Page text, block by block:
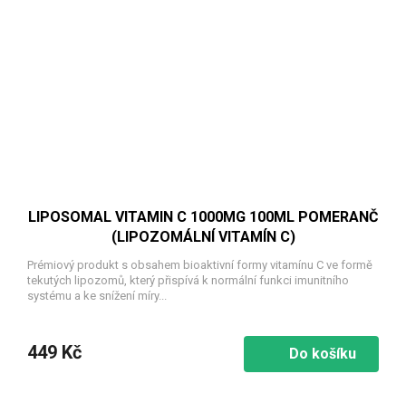
LIPOSOMAL VITAMIN C 1000MG 100ML POMERANČ
(LIPOZOMÁLNÍ VITAMÍN C)
Prémiový produkt s obsahem bioaktivní formy vitamínu C ve formě
tekutých lipozomů, který přispívá k normální funkci imunitního
systému a ke snížení míry...
449 Kč Do košíku